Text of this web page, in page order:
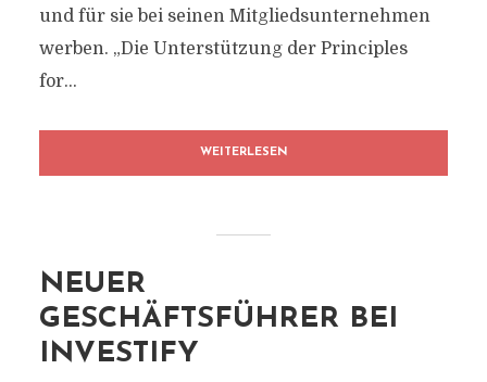
und für sie bei seinen Mitgliedsunternehmen
werben. „Die Unterstützung der Principles
for...
WEITERLESEN
NEUER
GESCHÄFTSFÜHRER BEI
INVESTIFY